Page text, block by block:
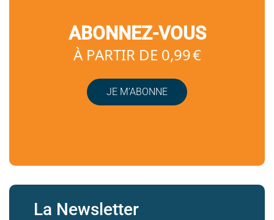
ABONNEZ-VOUS
À PARTIR DE 0,99 €
JE M’ABONNE
La Newsletter